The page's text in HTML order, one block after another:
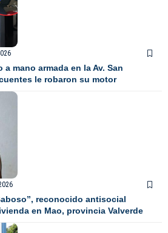
mano armada en la Av. San
le robaron su motor
reconocido antisocial
en Mao, provincia Valverde